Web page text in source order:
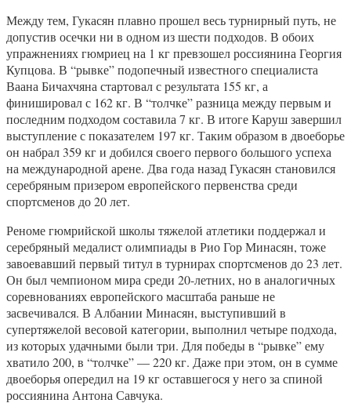
Между тем, Гукасян плавно прошел весь турнирный путь, не
допустив осечки ни в одном из шести подходов. В обоих
упражнениях гюмриец на 1 кг превзошел россиянина Георгия
Купцова. В “рывке” подопечный известного специалиста
Ваана Бичахчяна стартовал с результата 155 кг, а
финишировал с 162 кг. В “толчке” разница между первым и
последним подходом составила 7 кг. В итоге Каруш завершил
выступление с показателем 197 кг. Таким образом в двоеборье
он набрал 359 кг и добился своего первого большого успеха
на международной арене. Два года назад Гукасян становился
серебряным призером европейского первенства среди
спортсменов до 20 лет.
Реноме гюмрийской школы тяжелой атлетики поддержал и
серебряный медалист олимпиады в Рио Гор Минасян, тоже
завоевавший первый титул в турнирах спортсменов до 23 лет.
Он был чемпионом мира среди 20-летних, но в аналогичных
соревнованиях европейского масштаба раньше не
засвечивался. В Албании Минасян, выступивший в
супертяжелой весовой категории, выполнил четыре подхода,
из которых удачными были три. Для победы в “рывке” ему
хватило 200, в “толчке” — 220 кг. Даже при этом, он в сумме
двоеборья опередил на 19 кг оставшегося у него за спиной
россиянина Антона Савчука.